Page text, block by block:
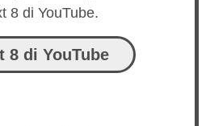
8 di YouTube.
8 di YouTube